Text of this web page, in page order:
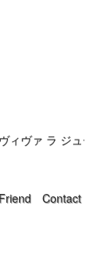
ィヴァ ラ ジューシ
Contact Us